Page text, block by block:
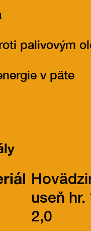
palivovým
v päte
useň hr.
2,0